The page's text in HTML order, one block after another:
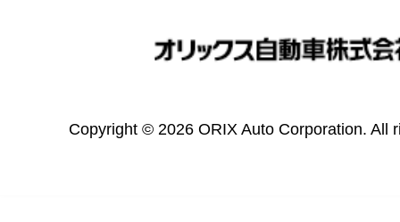
Copyright © 2026 ORIX Auto Corporation. All